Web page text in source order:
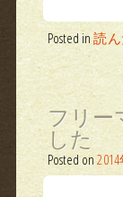
Posted in読
フリー
した
Posted on